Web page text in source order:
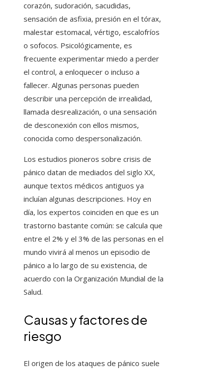
corazón, sudoración, sacudidas,
sensación de asfixia, presión en el tórax,
malestar estomacal, vértigo, escalofríos
o sofocos. Psicológicamente, es
frecuente experimentar miedo a perder
el control, a enloquecer o incluso a
fallecer. Algunas personas pueden
describir una percepción de irrealidad,
llamada desrealización, o una sensación
de desconexión con ellos mismos,
conocida como despersonalización.
Los estudios pioneros sobre crisis de
pánico datan de mediados del siglo XX,
aunque textos médicos antiguos ya
incluían algunas descripciones. Hoy en
día, los expertos coinciden en que es un
trastorno bastante común: se calcula que
entre el 2% y el 3% de las personas en el
mundo vivirá al menos un episodio de
pánico a lo largo de su existencia, de
acuerdo con la Organización Mundial de la
Salud.
Causas y factores de
riesgo
El origen de los ataques de pánico suele